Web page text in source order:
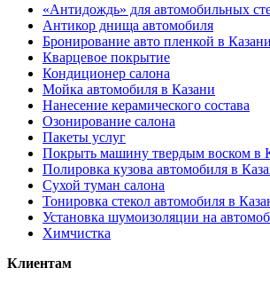
«Антидождь» для автомобильных
Антикор днища автомобиля
Бронирование авто пленкой в Казани
Кварцевое покрытие
Кондиционер салона
Мойка автомобиля в Казани
Нанесение керамического состава
Озонирование салона
Пакеты услуг
Покрыть машину твердым воском в
Полировка кузова автомобиля в
Сухой туман салона
Тонировка стекол автомобиля в
Установка шумоизоляции на
Химчистка
Клиентам